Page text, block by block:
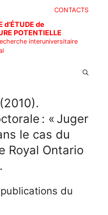
CONTACTS
d'ÉTUDE de
POTENTIELLE
interuniversitaire
: « Juger
le cas du
Royal Ontario
du